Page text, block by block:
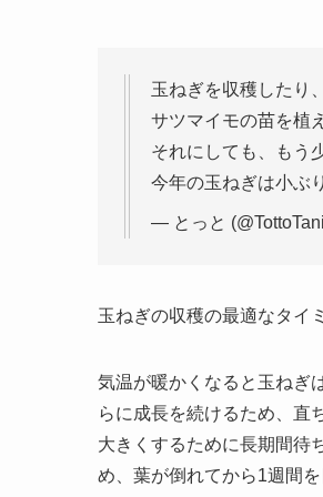
玉ねぎを収穫したり、
サツマイモの苗を植
それにしても、もう
今年の玉ねぎは小ぶ
— とっと
玉ねぎの収穫の最適なタイ
気温が暖かくなると玉ねぎ
らに成長を続けるため、直
大きくするために長期間待
め、葉が倒れてから1週間